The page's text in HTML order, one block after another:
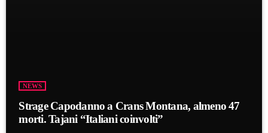
NEWS
Strage Capodanno a Crans Montana, almeno 47
morti. Tajani “Italiani coinvolti”